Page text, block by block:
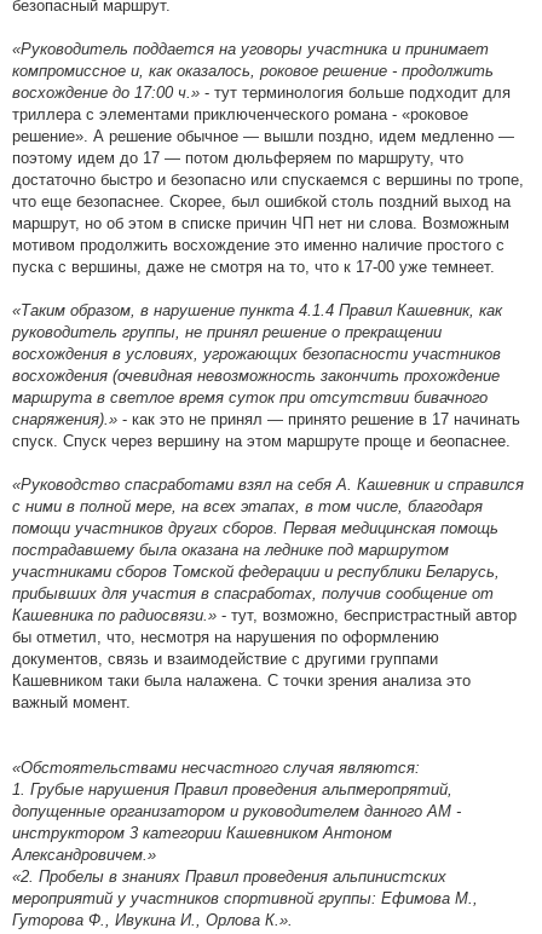
безопасный маршрут.
«Руководитель поддается на уговоры участника и принимает
компромиссное и, как оказалось, роковое решение - продолжить
восхождение до 17:00 ч.» - тут терминология больше подходит для
триллера с элементами приключенческого романа - «роковое
решение». А решение обычное — вышли поздно, идем медленно —
поэтому идем до 17 — потом дюльферяем по маршруту, что
достаточно быстро и безопасно или спускаемся с вершины по тропе,
что еще безопаснее. Скорее, был ошибкой столь поздний выход на
маршрут, но об этом в списке причин ЧП нет ни слова. Возможным
мотивом продолжить восхождение это именно наличие простого с
пуска с вершины, даже не смотря на то, что к 17-00 уже темнеет.
«Таким образом, в нарушение пункта 4.1.4 Правил Кашевник, как
руководитель группы, не принял решение о прекращении
восхождения в условиях, угрожающих безопасности участников
восхождения (очевидная невозможность закончить прохождение
маршрута в светлое время суток при отсутствии бивачного
снаряжения).» - как это не принял — принято решение в 17 начинать
спуск. Спуск через вершину на этом маршруте проще и беопаснее.
«Руководство спасработами взял на себя А. Кашевник и справился
с ними в полной мере, на всех этапах, в том числе, благодаря
помощи участников других сборов. Первая медицинская помощь
пострадавшему была оказана на леднике под маршрутом
участниками сборов Томской федерации и республики Беларусь,
прибывших для участия в спасработах, получив сообщение от
Кашевника по радиосвязи.» - тут, возможно, беспристрастный автор
бы отметил, что, несмотря на нарушения по оформлению
документов, связь и взаимодействие с другими группами
Кашевником таки была налажена. С точки зрения анализа это
важный момент.
«Обстоятельствами несчастного случая являются:
1. Грубые нарушения Правил проведения альпмеропрятий,
допущенные организатором и руководителем данного АМ -
инструктором 3 категории Кашевником Антоном
Александровичем.»
«2. Пробелы в знаниях Правил проведения альпинистских
мероприятий у участников спортивной группы: Ефимова М.,
Гуторова Ф., Ивукина И., Орлова К.».